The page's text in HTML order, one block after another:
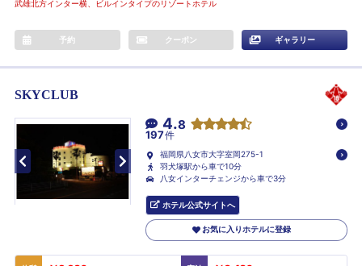
武雄北方インター横、ビルインタイプのリゾートホテル
予約 クーポン ギャラリー
SKYCLUB
4.8
197件
福岡県八女市大字室岡275-1
羽犬塚駅から車で10分
八女インターチェンジから車で3分
ホテル公式サイトへ
お気に入りホテルに登録